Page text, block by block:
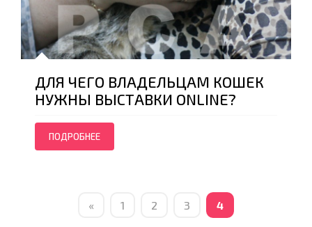
ДЛЯ ЧЕГО ВЛАДЕЛЬЦАМ КОШЕК
НУЖНЫ ВЫСТАВКИ ONLINE?
ПОДРОБНЕЕ
« 1 2 3 4